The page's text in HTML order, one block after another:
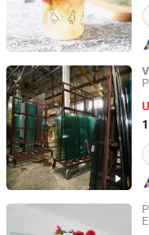
Qingdao Tsing Glass
Shandong, China
DEZHOU HAVI